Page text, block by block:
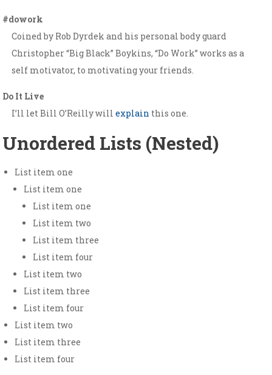
#dowork
Coined by Rob Dyrdek and his personal body guard
Christopher “Big Black” Boykins, “Do Work” works as a
self motivator, to motivating your friends.
Do It Live
I’ll let Bill O’Reilly willexplain this one.
Unordered Lists (Nested)
List item one
List item one
List item one
List item two
List item three
List item four
List item two
List item three
List item four
List item two
List item three
List item four